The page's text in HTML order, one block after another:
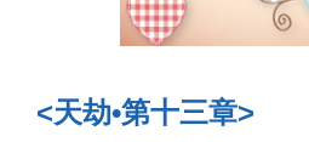
<天劫•第十三章>